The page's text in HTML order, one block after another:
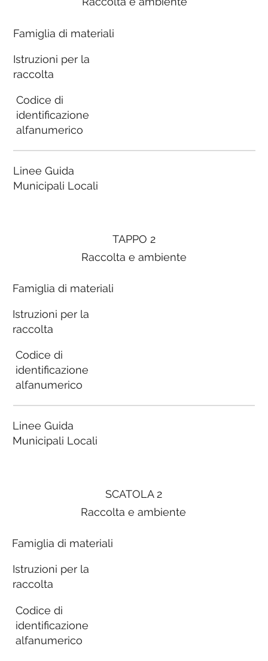
Famiglia di materiali
Istruzioni per la
raccolta
Codice di
identificazione
alfanumerico
Linee Guida
Municipali Locali
SCATOLA 2
Raccolta e ambiente
Famiglia di materiali
Istruzioni per la
raccolta
Codice di
identificazione
alfanumerico
TAPPO 2
Raccolta e ambiente
Famiglia di materiali
Istruzioni per la
raccolta
Codice di
identificazione
alfanumerico
Linee Guida
Municipali Locali